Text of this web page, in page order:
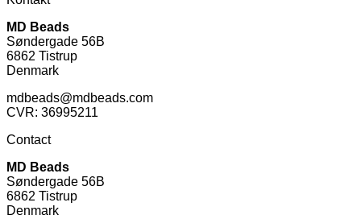
MD Beads
Søndergade 56B
6862 Tistrup
Denmark
mdbeads@mdbeads.com
CVR: 36995211
Contact
MD Beads
Søndergade 56B
6862 Tistrup
Denmark